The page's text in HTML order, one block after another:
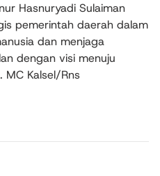
Hasnuryadi Sulaiman
pemerintah daerah dalam
dan menjaga
dengan visi menuju
MC Kalsel/Rns